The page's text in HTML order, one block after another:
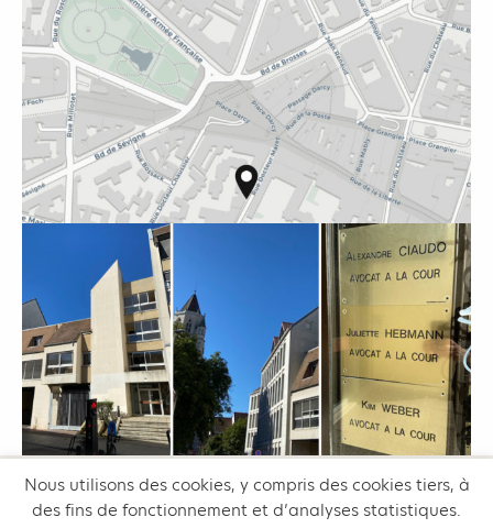
Nous utilisons des cookies, y compris des cookies tiers, à
des fins de fonctionnement et d’analyses statistiques.